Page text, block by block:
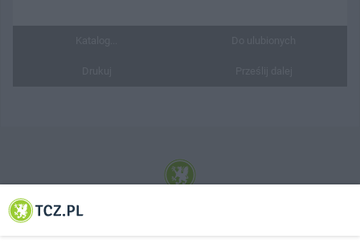
© 2001-2026 Tczew - TCZ.PL Sp. z o.o. Internetowy Serwis Informacyjny Miasta